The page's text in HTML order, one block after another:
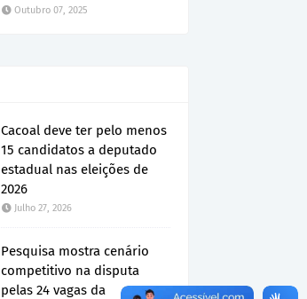
Outubro 07, 2025
Cacoal deve ter pelo menos
15 candidatos a deputado
estadual nas eleições de
2026
Julho 27, 2026
Pesquisa mostra cenário
competitivo na disputa
pelas 24 vagas da